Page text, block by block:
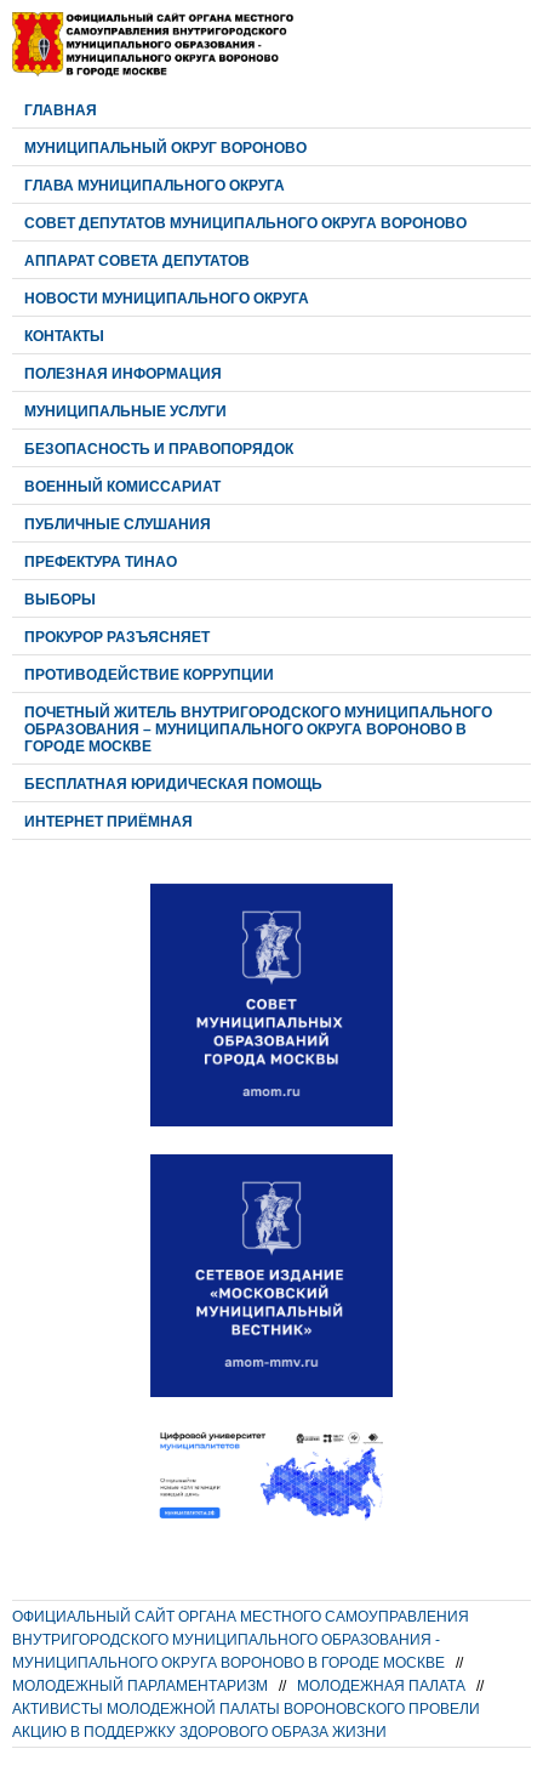
ГЛАВНАЯ
МУНИЦИПАЛЬНЫЙ ОКРУГ ВОРОНОВО
ГЛАВА МУНИЦИПАЛЬНОГО ОКРУГА
CОВЕТ ДЕПУТАТОВ МУНИЦИПАЛЬНОГО ОКРУГА ВОРОНОВО
АППАРАТ СОВЕТА ДЕПУТАТОВ
НОВОСТИ МУНИЦИПАЛЬНОГО ОКРУГА
КОНТАКТЫ
ПОЛЕЗНАЯ ИНФОРМАЦИЯ
МУНИЦИПАЛЬНЫЕ УСЛУГИ
БЕЗОПАСНОСТЬ И ПРАВОПОРЯДОК
ВОЕННЫЙ КОМИССАРИАТ
ПУБЛИЧНЫЕ СЛУШАНИЯ
ПРЕФЕКТУРА ТИНАО
ВЫБОРЫ
ПРОКУРОР РАЗЪЯСНЯЕТ
ПРОТИВОДЕЙСТВИЕ КОРРУПЦИИ
ПОЧЕТНЫЙ ЖИТЕЛЬ ВНУТРИГОРОДСКОГО МУНИЦИПАЛЬНОГО
ОБРАЗОВАНИЯ – МУНИЦИПАЛЬНОГО ОКРУГА ВОРОНОВО В
ГОРОДЕ МОСКВЕ
БЕСПЛАТНАЯ ЮРИДИЧЕСКАЯ ПОМОЩЬ
ИНТЕРНЕТ ПРИЁМНАЯ
ОФИЦИАЛЬНЫЙ САЙТ ОРГАНА МЕСТНОГО САМОУПРАВЛЕНИЯ
ВНУТРИГОРОДСКОГО МУНИЦИПАЛЬНОГО ОБРАЗОВАНИЯ -
МУНИЦИПАЛЬНОГО ОКРУГА ВОРОНОВО В ГОРОДЕ МОСКВЕ
//
МОЛОДЕЖНЫЙ ПАРЛАМЕНТАРИЗМ
// МОЛОДЕЖНАЯ ПАЛАТА
//
АКТИВИСТЫ МОЛОДЕЖНОЙ ПАЛАТЫ ВОРОНОВСКОГО ПРОВЕЛИ
АКЦИЮ В ПОДДЕРЖКУ ЗДОРОВОГО ОБРАЗА ЖИЗНИ